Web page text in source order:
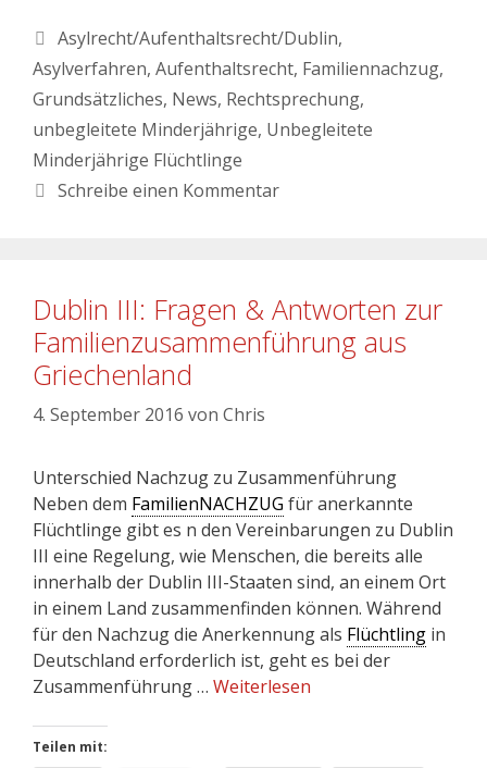
Asylrecht/Aufenthaltsrecht/Dublin,
Asylverfahren, Aufenthaltsrecht, Familiennachzug,
Grundsätzliches, News, Rechtsprechung,
unbegleitete Minderjährige, Unbegleitete
Minderjährige Flüchtlinge
Schreibe einen Kommentar
Dublin III: Fragen & Antworten zur
Familienzusammenführung aus
Griechenland
4. September 2016 von Chris
Unterschied Nachzug zu Zusammenführung
Neben dem FamilienNACHZUG für anerkannte
Flüchtlinge gibt es n den Vereinbarungen zu Dublin
III eine Regelung, wie Menschen, die bereits alle
innerhalb der Dublin III-Staaten sind, an einem Ort
in einem Land zusammenfinden können. Während
für den Nachzug die Anerkennung als Flüchtling in
Deutschland erforderlich ist, geht es bei der
Zusammenführung … Weiterlesen
Teilen mit: